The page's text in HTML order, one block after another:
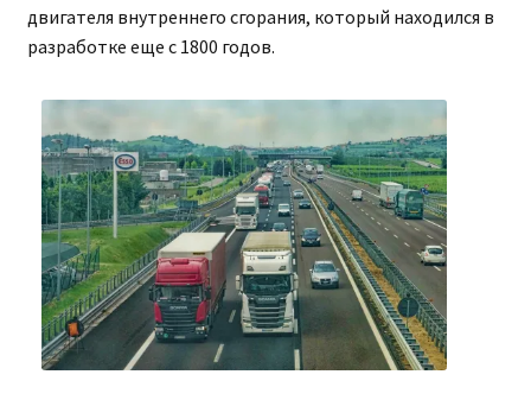
двигателя внутреннего сгорания, который находился в
разработке еще с 1800 годов.